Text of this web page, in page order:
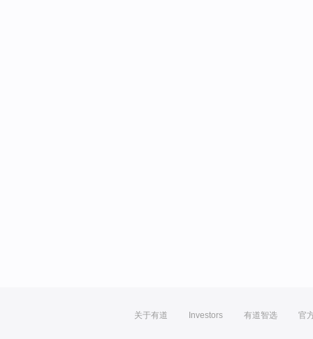
关于有道 Investors 有道智选 官